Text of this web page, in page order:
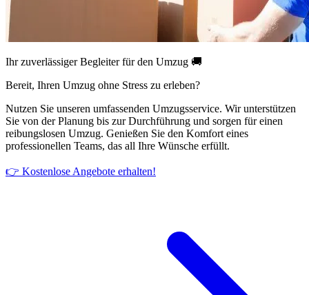
Ihr zuverlässiger Begleiter für den Umzug 🚚
Bereit, Ihren Umzug ohne Stress zu erleben?
Nutzen Sie unseren umfassenden Umzugsservice. Wir unterstützen
Sie von der Planung bis zur Durchführung und sorgen für einen
reibungslosen Umzug. Genießen Sie den Komfort eines
professionellen Teams, das all Ihre Wünsche erfüllt.
👉 Kostenlose Angebote erhalten!